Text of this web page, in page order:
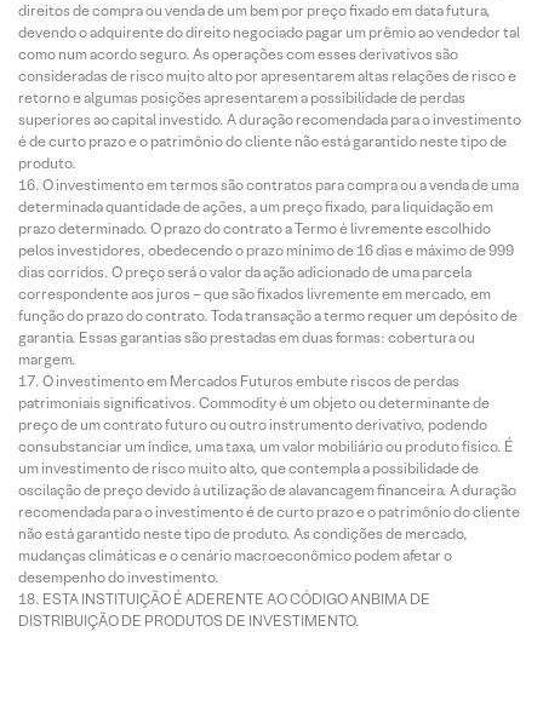
direitos de compra ou venda de um bem por preço fixado em data futura,
devendo o adquirente do direito negociado pagar um prêmio ao vendedor tal
como num acordo seguro. As operações com esses derivativos são
consideradas de risco muito alto por apresentarem altas relações de risco e
retorno e algumas posições apresentarem a possibilidade de perdas
superiores ao capital investido. A duração recomendada para o investimento
é de curto prazo e o patrimônio do cliente não está garantido neste tipo de
produto.
O investimento em termos são contratos para compra ou a venda de uma
determinada quantidade de ações, a um preço fixado, para liquidação em
prazo determinado. O prazo do contrato a Termo é livremente escolhido
pelos investidores, obedecendo o prazo mínimo de 16 dias e máximo de 999
dias corridos. O preço será o valor da ação adicionado de uma parcela
correspondente aos juros – que são fixados livremente em mercado, em
função do prazo do contrato. Toda transação a termo requer um depósito de
garantia. Essas garantias são prestadas em duas formas: cobertura ou
margem.
O investimento em Mercados Futuros embute riscos de perdas
patrimoniais significativos. Commodity é um objeto ou determinante de
preço de um contrato futuro ou outro instrumento derivativo, podendo
consubstanciar um índice, uma taxa, um valor mobiliário ou produto físico. É
um investimento de risco muito alto, que contempla a possibilidade de
oscilação de preço devido à utilização de alavancagem financeira. A duração
recomendada para o investimento é de curto prazo e o patrimônio do cliente
não está garantido neste tipo de produto. As condições de mercado,
mudanças climáticas e o cenário macroeconômico podem afetar o
desempenho do investimento.
ESTA INSTITUIÇÃO É ADERENTE AO CÓDIGO ANBIMA DE
DISTRIBUIÇÃO DE PRODUTOS DE INVESTIMENTO.